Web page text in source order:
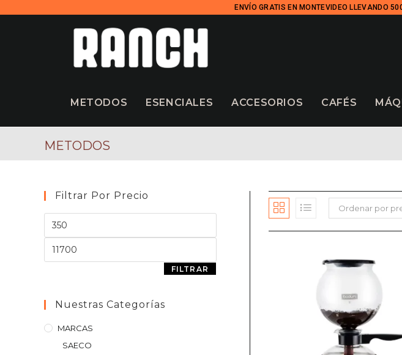
ENVÍO GRATIS EN MONTEVIDEO LLEVANDO
METODOS ESENCIALES ACCESORIOS CAFÉS
METODOS
Ordenar por
Filtrar Por Precio
FILTRAR
Nuestras Categorías
MARCAS
SAECO